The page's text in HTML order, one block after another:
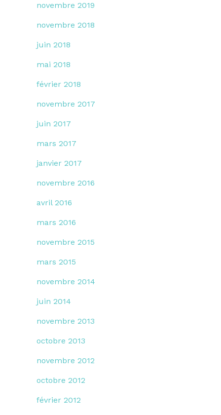
novembre 2019
novembre 2018
juin 2018
mai 2018
février 2018
novembre 2017
juin 2017
mars 2017
janvier 2017
novembre 2016
avril 2016
mars 2016
novembre 2015
mars 2015
novembre 2014
juin 2014
novembre 2013
octobre 2013
novembre 2012
octobre 2012
février 2012